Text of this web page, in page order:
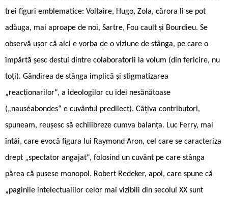
trei figuri emblematice: Voltaire, Hugo, Zola, cărora li se pot
adăuga, mai aproape de noi, Sartre, Fou cault și Bourdieu. Se
observă ușor că aici e vorba de o viziune de stânga, pe care o
împărtă șesc destui dintre colaboratorii la volum (din fericire, nu
toți). Gândirea de stânga implică și stigmatizarea
„reacționarilor“, a ideologilor cu idei nesănătoase
(„nauséabondes“ e cuvântul predilect). Câțiva contributori,
spuneam, reușesc să echilibreze cumva balanța. Luc Ferry, mai
întâi, care evocă figura lui Raymond Aron, cel care se caracteriza
drept „spectator angajat“, folosind un cuvânt pe care stânga
părea că pusese monopol. Robert Redeker, apoi, care spune că
„paginile intelectualilor celor mai vizibili din secolul XX sunt